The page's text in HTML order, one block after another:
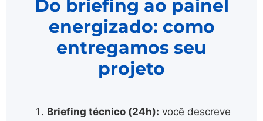
Do briefing ao painel
energizado: como
entregamos seu
projeto
Briefing técnico (24h): você descreve